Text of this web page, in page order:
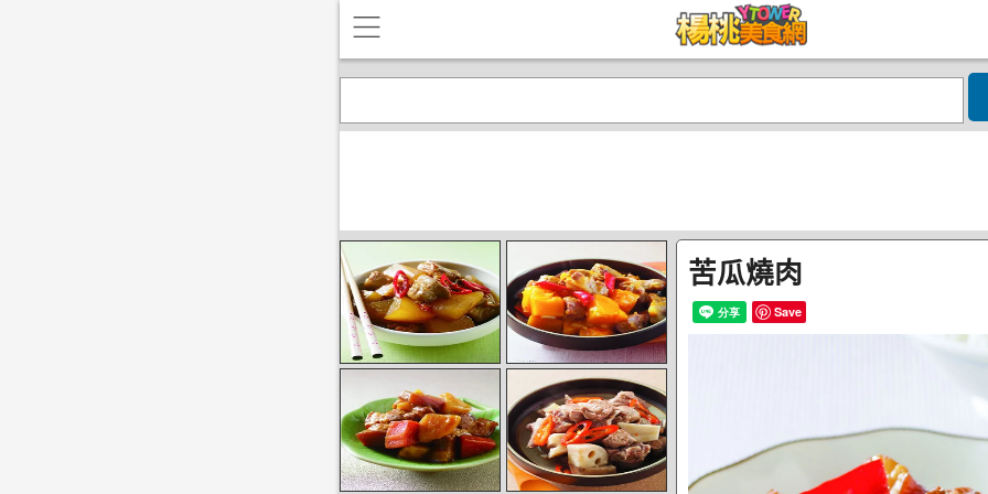
苦瓜燒肉
Save